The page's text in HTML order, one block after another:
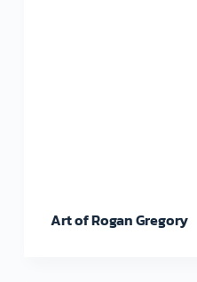
Art of Rogan Gregory